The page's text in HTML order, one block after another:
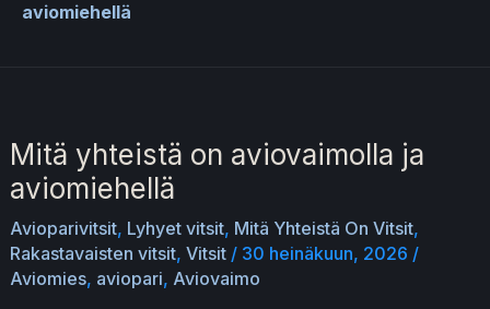
aviomiehellä
Mitä yhteistä on aviovaimolla ja
aviomiehellä
Avioparivitsit, Lyhyet vitsit, Mitä Yhteistä On Vitsit,
Rakastavaisten vitsit, Vitsit/ 30 heinäkuun, 2026 /
Aviomies, aviopari, Aviovaimo